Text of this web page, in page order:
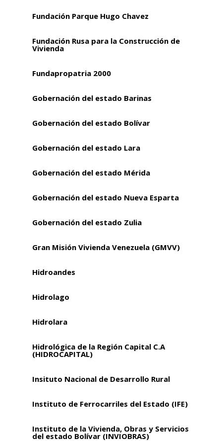
Fundación Parque Hugo Chavez
Fundación Rusa para la Construcción de
Vivienda
Fundapropatria 2000
Gobernación del estado Barinas
Gobernación del estado Bolívar
Gobernación del estado Lara
Gobernación del estado Mérida
Gobernación del estado Nueva Esparta
Gobernación del estado Zulia
Gran Misión Vivienda Venezuela (GMVV)
Hidroandes
Hidrolago
Hidrolara
Hidrológica de la Región Capital C.A
(HIDROCAPITAL)
Insituto Nacional de Desarrollo Rural
Instituto de Ferrocarriles del Estado (IFE)
Instituto de la Vivienda, Obras y Servicios
del estado Bolívar (INVIOBRAS)